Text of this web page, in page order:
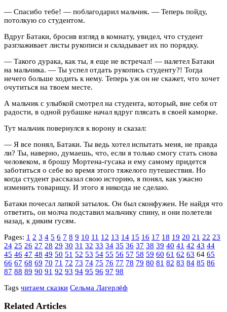
— Спасибо тебе! — поблагодарил мальчик. — Теперь пойду,
потолкую со студентом.
Вдруг Батаки, бросив взгляд в комнату, увидел, что студент
разглаживает листы рукописи и складывает их по порядку.
— Такого дурака, как ты, я еще не встречал! — налетел Батаки
на мальчика. — Ты успел отдать рукопись студенту?! Тогда
нечего больше ходить к нему. Теперь уж он не скажет, что хочет
очутиться на твоем месте.
А мальчик с улыбкой смотрел на студента, который, вне себя от
радости, в одной рубашке начал вдруг плясать в своей каморке.
Тут мальчик повернулся к ворону и сказал:
— Я все понял, Батаки. Ты ведь хотел испытать меня, не правда
ли? Ты, наверно, думаешь, что, если я только смогу стать снова
человеком, я брошу Мортена-гусака и ему самому придется
заботиться о себе во время этого тяжелого путешествия. Но
когда студент рассказал свою историю, я понял, как ужасно
изменить товарищу. И этого я никогда не сделаю.
Батаки почесал лапкой затылок. Он был сконфужен. Не найдя что
ответить, он молча подставил мальчику спину, и они полетели
назад, к диким гусям.
Pages: 1 2 3 4 5 6 7 8 9 10 11 12 13 14 15 16 17 18 19 20 21 22 23
24 25 26 27 28 29 30 31 32 33 34 35 36 37 38 39 40 41 42 43 44
45 46 47 48 49 50 51 52 53 54 55 56 57 58 59 60 61 62 63 64 65
66 67 68 69 70 71 72 73 74 75 76 77 78 79 80 81 82 83 84 85 86
87 88 89 90 91 92 93 94 95 96 97 98
Tags читаем сказки Сельма Лагерлёф
Related Articles